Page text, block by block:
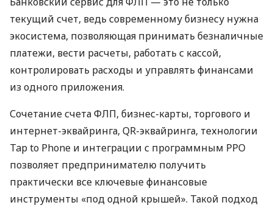
текущий счет, ведь современному бизнесу нужна
экосистема, позволяющая принимать безналичные
платежи, вести расчеты, работать с кассой,
контролировать расходы и управлять финансами
из одного приложения.
Сочетание счета ФЛП, бизнес-карты, торгового и
интернет-эквайринга, QR-эквайринга, технологии
Tap to Phone и интеграции с программным РРО
позволяет предпринимателю получить
практически все ключевые финансовые
инструменты «под одной крышей». Такой подход